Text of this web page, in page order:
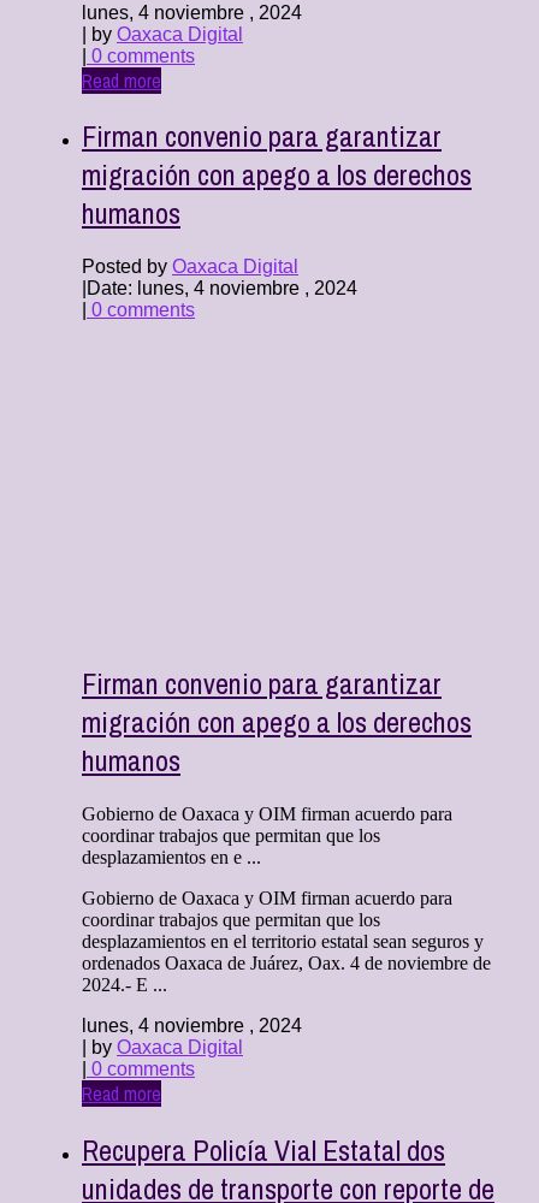
lunes, 4 noviembre , 2024
| by Oaxaca Digital
0 comments
Read more
Firman convenio para garantizar
migración con apego a los derechos
humanos
Posted by Oaxaca Digital
Date: lunes, 4 noviembre , 2024
0 comments
Firman convenio para garantizar
migración con apego a los derechos
humanos
Gobierno de Oaxaca y OIM firman acuerdo para
coordinar trabajos que permitan que los
desplazamientos en e ...
Gobierno de Oaxaca y OIM firman acuerdo para
coordinar trabajos que permitan que los
desplazamientos en el territorio estatal sean seguros y
ordenados Oaxaca de Juárez, Oax. 4 de noviembre de
2024.- E ...
lunes, 4 noviembre , 2024
| by Oaxaca Digital
0 comments
Read more
Recupera Policía Vial Estatal dos
unidades de transporte con reporte de